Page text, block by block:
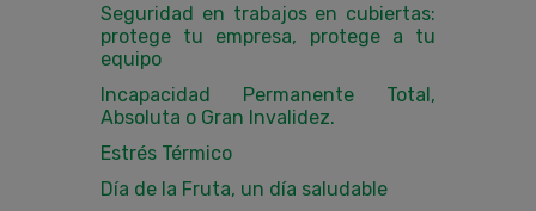
Seguridad en trabajos en cubiertas:
protege tu empresa, protege a tu
equipo
Incapacidad Permanente Total,
Absoluta o Gran Invalidez.
Estrés Térmico
Día de la Fruta, un día saludable